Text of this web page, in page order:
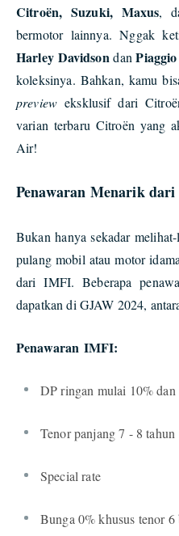
Citroën, Suzuki, Maxus,
bermotor lainnya. Nggak
Harley Davidsondan
koleksinya. Bahkan, kamu
preview eksklusif dari
varian terbaru Citroën yang
Air!
Penawaran Menarik
Bukan hanya sekadar
pulang mobil atau motor
dari IMFI. Beberapa
dapatkan di GJAW 2024,
Penawaran IMFI:
DP ringan mulai 10% dan
Tenor panjang 7 - 8 tahun
Special rate
Bunga 0% khusus tenor